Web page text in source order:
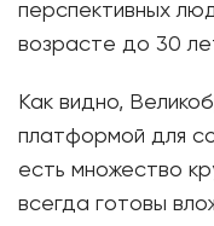
перспективных
возрасте до 30
Как видно,
платформой для
есть множество
всегда готовы